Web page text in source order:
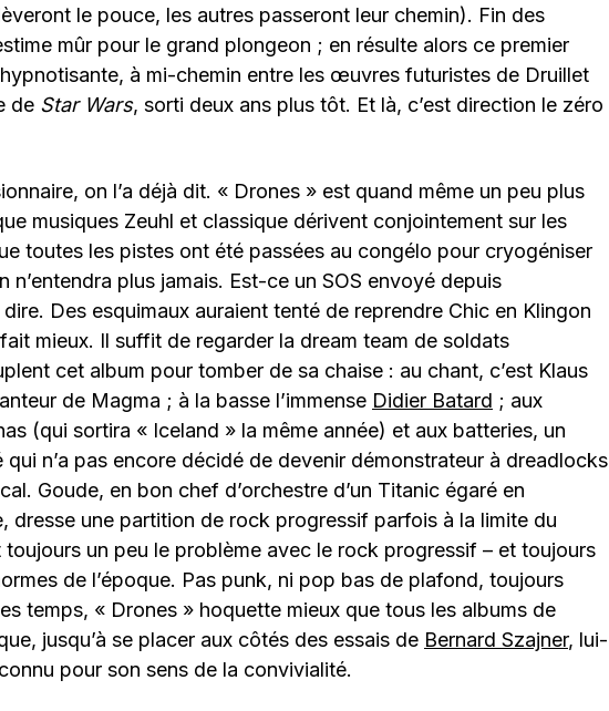
le pouce, les autres passeront leur chemin). Fin des
mûr pour le grand plongeon ; en résulte alors ce premier
à mi-chemin entre les œuvres futuristes de Druillet
de Star Wars, sorti deux ans plus tôt. Et là, c’est direction le zéro
on l’a déjà dit. « Drones » est quand même un peu plus
musiques Zeuhl et classique dérivent conjointement sur les
toutes les pistes ont été passées au congélo pour cryogéniser
n’entendra plus jamais. Est-ce un SOS envoyé depuis
dire. Des esquimaux auraient tenté de reprendre Chic en Klingon
fait mieux. Il suffit de regarder la dream team de soldats
cet album pour tomber de sa chaise : au chant, c’est Klaus
de Magma ; à la basse l’immense Didier Batard ; aux
(qui sortira « Iceland » la même année) et aux batteries, un
n’a pas encore décidé de devenir démonstrateur à dreadlocks
Goude, en bon chef d’orchestre d’un Titanic égaré en
dresse une partition de rock progressif parfois à la limite du
toujours un peu le problème avec le rock progressif – et toujours
de l’époque. Pas punk, ni pop bas de plafond, toujours
temps, « Drones » hoquette mieux que tous les albums de
jusqu’à se placer aux côtés des essais de Bernard Szajner, lui-
pour son sens de la convivialité.